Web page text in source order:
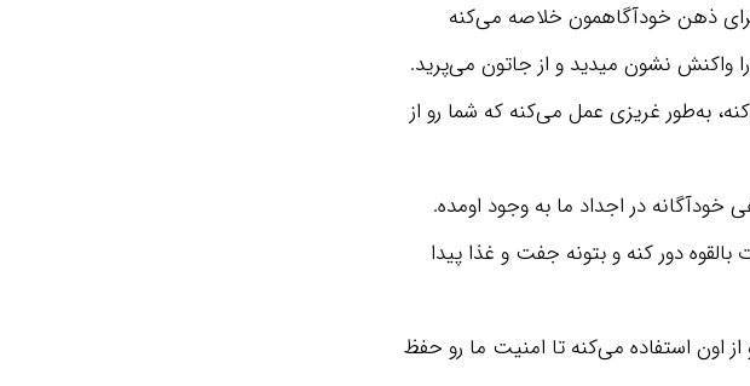
ذهن خودآگاهمون خلاصه می‌کنه
واکنش نشون میدید و از جاتون می‌پرید.
به‌طور غریزی عمل می‌کنه که شما رو از
خودآگانه در اجداد ما به وجود اومده.
دور کنه و بتونه جفت و غذا پیدا
اون استفاده می‌کنه تا امنیت ما رو حفظ
میشه!